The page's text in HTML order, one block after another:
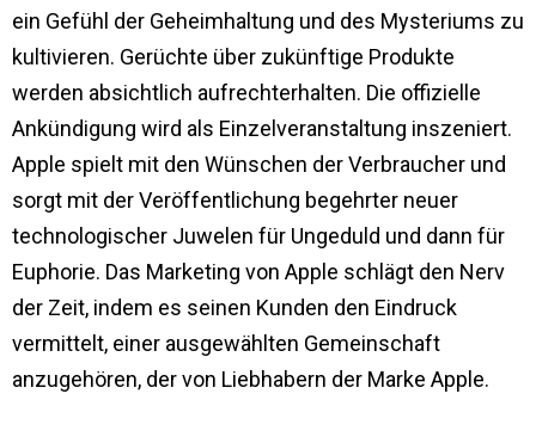
ein Gefühl der Geheimhaltung und des Mysteriums zu
kultivieren. Gerüchte über zukünftige Produkte
werden absichtlich aufrechterhalten. Die offizielle
Ankündigung wird als Einzelveranstaltung inszeniert.
Apple spielt mit den Wünschen der Verbraucher und
sorgt mit der Veröffentlichung begehrter neuer
technologischer Juwelen für Ungeduld und dann für
Euphorie. Das Marketing von Apple schlägt den Nerv
der Zeit, indem es seinen Kunden den Eindruck
vermittelt, einer ausgewählten Gemeinschaft
anzugehören, der von Liebhabern der Marke Apple.